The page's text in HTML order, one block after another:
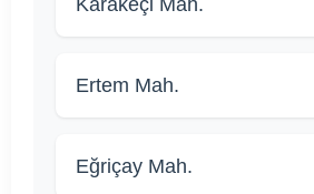
Karakeçi Mah.
Ertem Mah.
Eğriçay Mah.